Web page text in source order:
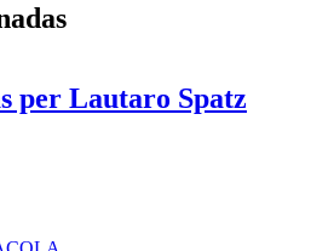
per Lautaro Spatz